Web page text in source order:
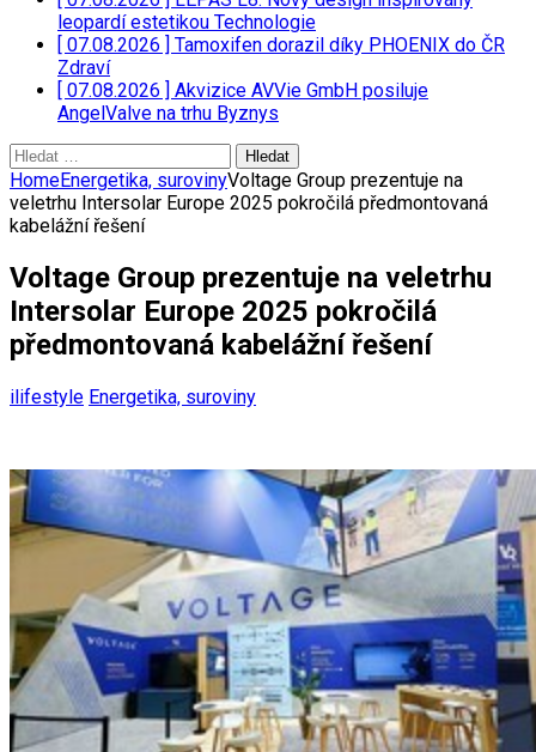
leopardí estetikou Technologie
[ 07.08.2026 ] Tamoxifen dorazil díky PHOENIX do ČR
Zdraví
[ 07.08.2026 ] Akvizice AVVie GmbH posiluje
AngelValve na trhu Byznys
Vyhledávání
HomeEnergetika, surovinyVoltage Group prezentuje na
veletrhu Intersolar Europe 2025 pokročilá předmontovaná
kabelážní řešení
Voltage Group prezentuje na veletrhu
Intersolar Europe 2025 pokročilá
předmontovaná kabelážní řešení
ilifestyle Energetika, suroviny